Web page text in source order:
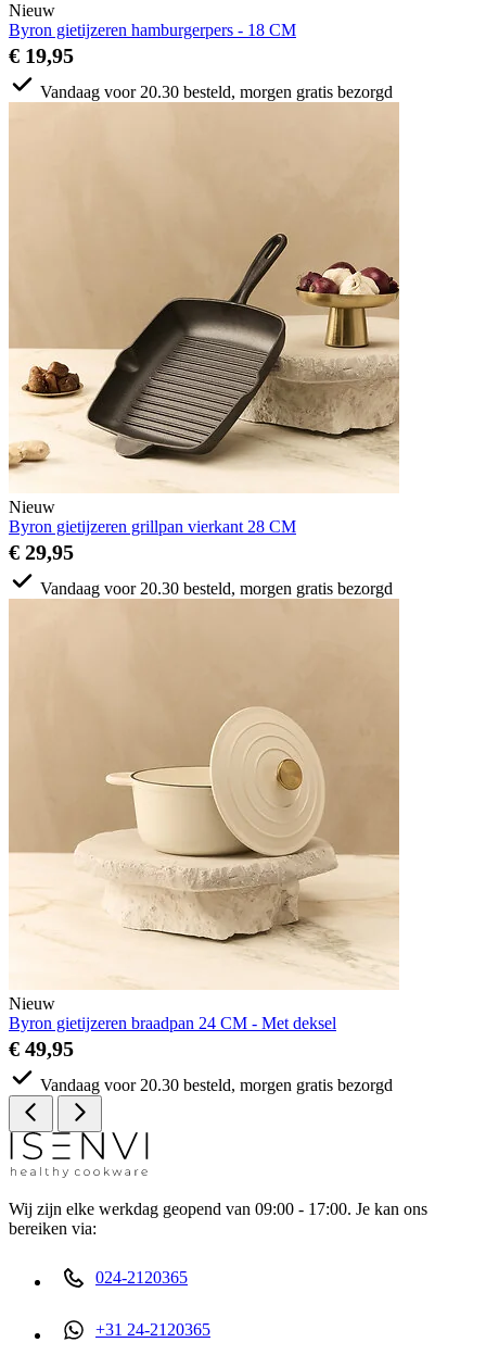
Nieuw
Byron gietijzeren hamburgerpers - 18 CM
€ 19,95
Vandaag voor 20.30 besteld, morgen gratis bezorgd
Nieuw
Byron gietijzeren grillpan vierkant 28 CM
€ 29,95
Vandaag voor 20.30 besteld, morgen gratis bezorgd
Nieuw
Byron gietijzeren braadpan 24 CM - Met deksel
€ 49,95
Vandaag voor 20.30 besteld, morgen gratis bezorgd
Wij zijn elke werkdag geopend van 09:00 - 17:00. Je kan ons
bereiken via:
024-2120365
+31 24-2120365